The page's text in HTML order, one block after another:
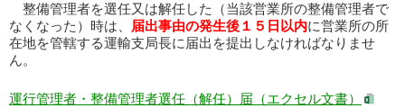
整備管理者を選任又は解任した（当該営業所の整備管理者で
なくなった）時は、
届出事由の発生後１５日以内に営業所の所
在地を管轄する運輸支局長に届出を提出しなければなりませ
ん。
運行管理者・整備管理者選任（解任）届（エクセル文書）